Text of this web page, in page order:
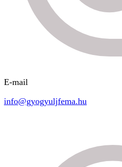
E-mail
info@gyogyuljfema.hu